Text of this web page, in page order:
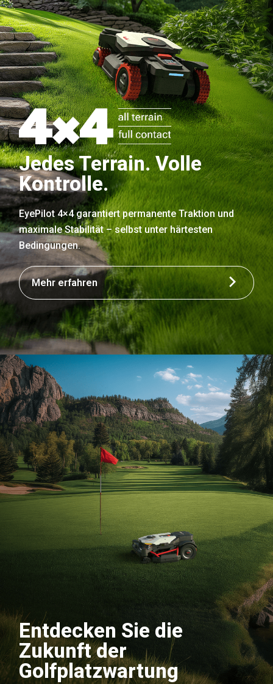
Jedes Terrain. Volle
Kontrolle.
EyePilot 4×4 garantiert permanente Traktion und
maximale Stabilität – selbst unter härtesten
Bedingungen.
Mehr erfahren
Entdecken Sie die
Zukunft der
Golfplatzwartung